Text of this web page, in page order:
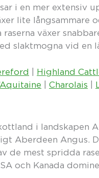
i en mer extensiv
lite långsammare
växer
slaktmogna vid en
Highland
Charolais
i landskapen
Aberdeen Angus.
de mest spridda
och Kanada